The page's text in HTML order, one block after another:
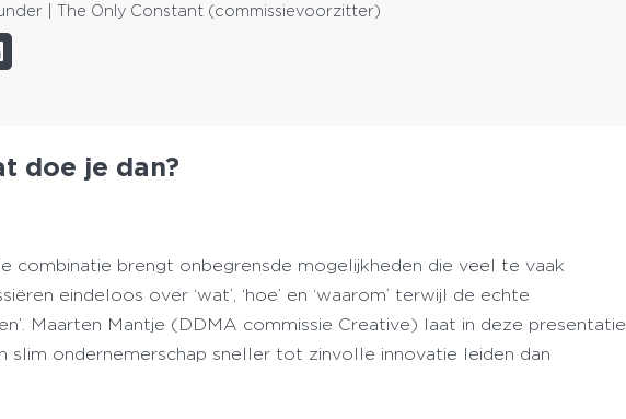
| The Only Constant (commissievoorzitter)
doe je dan?
combinatie brengt onbegrensde mogelijkheden die veel te vaak
eindeloos over ‘wat’, ‘hoe’ en ‘waarom’ terwijl de echte
Maarten Mantje (DDMA commissie Creative) laat in deze presentatie
slim ondernemerschap sneller tot zinvolle innovatie leiden dan